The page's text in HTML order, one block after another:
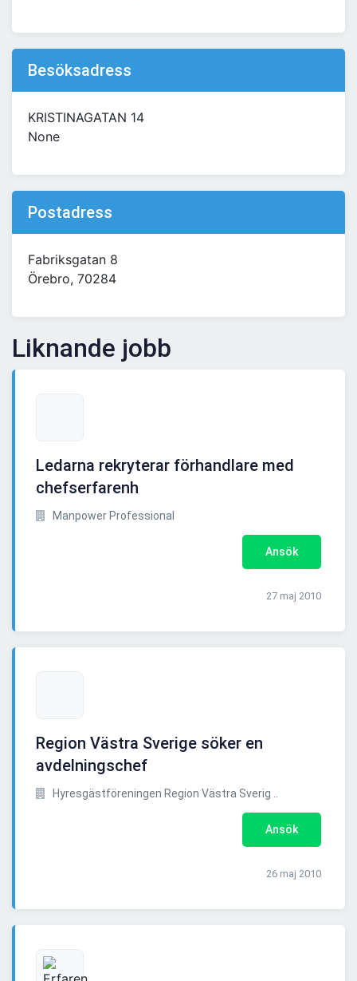
Besöksadress
KRISTINAGATAN 14
None
Postadress
Fabriksgatan 8
Örebro, 70284
Liknande jobb
Ledarna rekryterar förhandlare med
chefserfarenh
Manpower Professional
Ansök
27 maj 2010
Region Västra Sverige söker en
avdelningschef
Hyresgästföreningen Region Västra Sverig ..
Ansök
26 maj 2010